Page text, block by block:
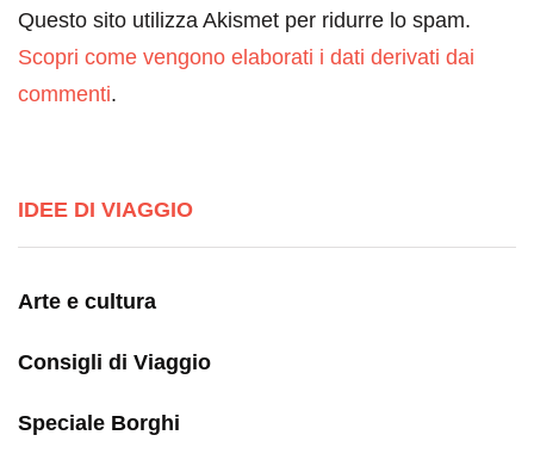
Questo sito utilizza Akismet per ridurre lo spam.
Scopri come vengono elaborati i dati derivati dai
commenti.
IDEE DI VIAGGIO
Arte e cultura
Consigli di Viaggio
Speciale Borghi